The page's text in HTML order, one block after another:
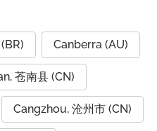
Canberra (AU)
苍南县 (CN)
Cangzhou, 沧州市 (CN)